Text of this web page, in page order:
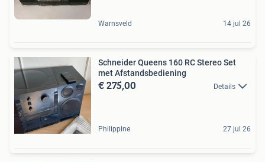
Warnsveld 14 jul 26
Schneider Queens 160 RC Stereo Set
met Afstandsbediening
€ 275,00 Details
Philippine 27 jul 26